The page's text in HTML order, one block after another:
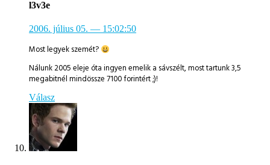
l3v3e
2006. július 05. — 15:02:50
Most legyek szemét?
Nálunk 2005 eleje óta ingyen emelik a sávszélt, most tartunk 3,5
megabitnél mindössze 7100 forintért ;)!
Válasz